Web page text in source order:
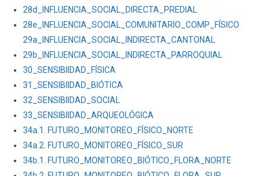
28d_INFLUENCIA_SOCIAL_DIRECTA_PREDIAL
28e_INFLUENCIA_SOCIAL_COMUNITARIO_COMP_FÍSICO
29a_INFLUENCIA_SOCIAL_INDIRECTA_CANTONAL
29b_INFLUENCIA_SOCIAL_INDIRECTA_PARROQUIAL
30_SENSIBIIDAD_FÍSICA
31_SENSIBIIDAD_BIÓTICA
32_SENSIBIIDAD_SOCIAL
33_SENSIBIIDAD_ARQUEOLÓGICA
34a.1. FUTURO_MONITOREO_FÍSICO_NORTE
34a.2. FUTURO_MONITOREO_FÍSICO_SUR
34b.1. FUTURO_MONITOREO_BIÓTICO_FLORA_NORTE